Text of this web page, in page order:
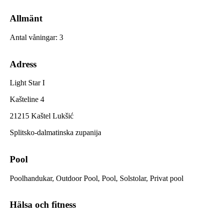
Allmänt
Antal våningar: 3
Adress
Light Star I
Kašteline 4
21215 Kaštel Lukšić
Splitsko-dalmatinska zupanija
Pool
Poolhandukar, Outdoor Pool, Pool, Solstolar, Privat pool
Hälsa och fitness